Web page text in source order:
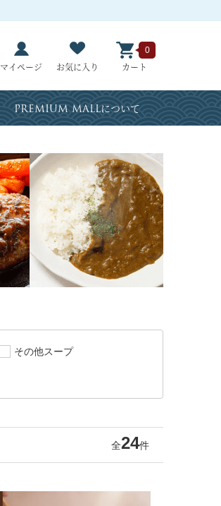
マイページ お気に入り カート
0
PREMIUM MALLについて
その他スープ
全24件